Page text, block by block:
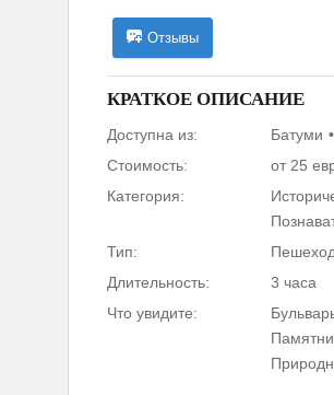
Отзывы
КРАТКОЕ ОПИСАНИЕ
Доступна из: Батуми
Стоимость:
от 25
Категория:
Тип:
Длительность:
3 часа
Что увидите: